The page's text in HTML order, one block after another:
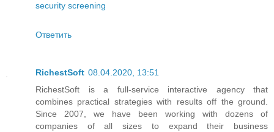
security screening
Ответить
RichestSoft 08.04.2020, 13:51
RichestSoft is a full-service interactive agency that
combines practical strategies with results off the ground.
Since 2007, we have been working with dozens of
companies of all sizes to expand their business